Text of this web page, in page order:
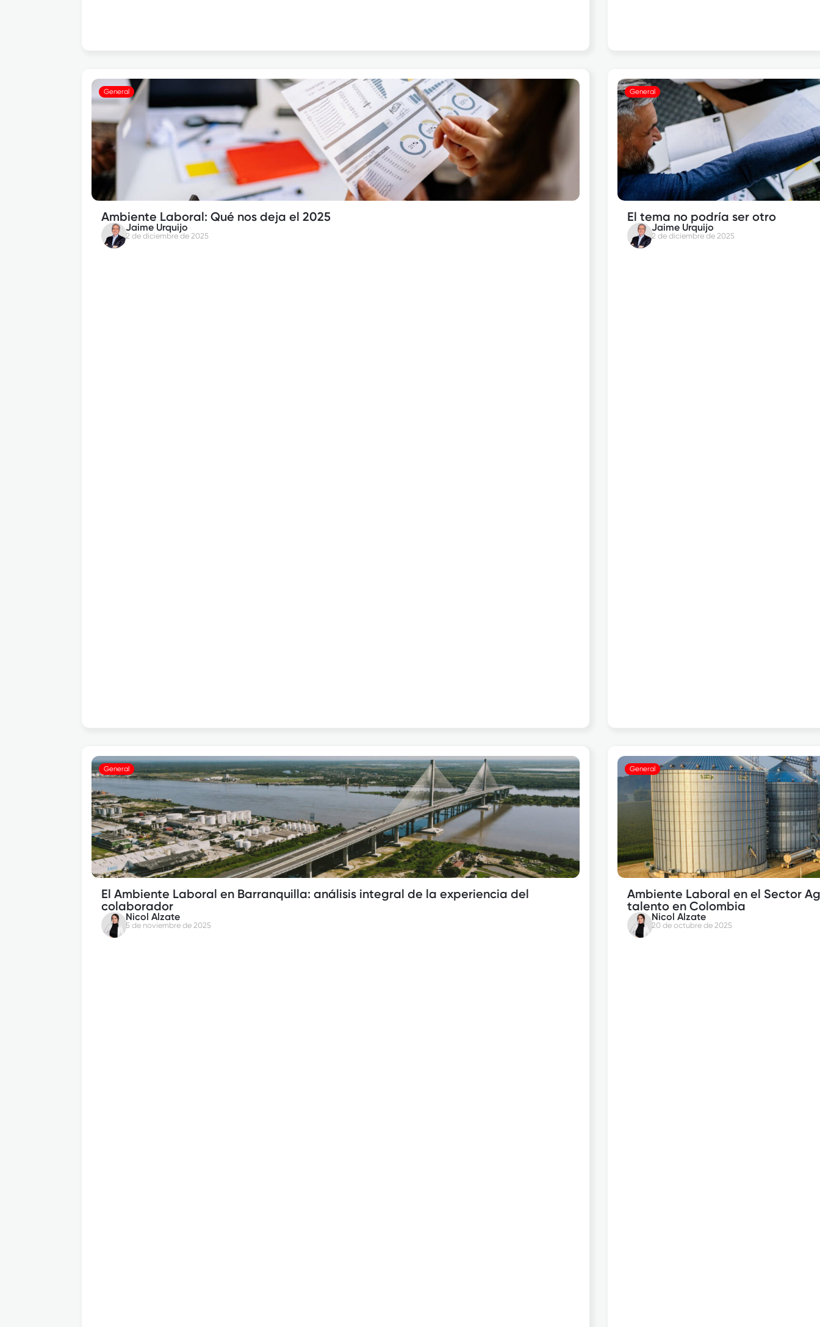
General
Ambiente Laboral: Qué nos deja el 2025
Jaime Urquijo
2 de diciembre de 2025
General
El tema no podría ser otro
Jaime Urquijo
2 de diciembre de 2025
General
El Ambiente Laboral en Barranquilla: análisis integral de la experiencia del
colaborador
Nicol Alzate
5 de noviembre de 2025
General
Ambiente Laboral en el Sector
talento en Colombia
Nicol Alzate
20 de octubre de 2025